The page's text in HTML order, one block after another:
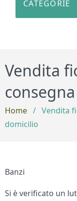
CATEGORIE
Vendita
Home / Vendita
domicilio
Banzi
Si è verificato un